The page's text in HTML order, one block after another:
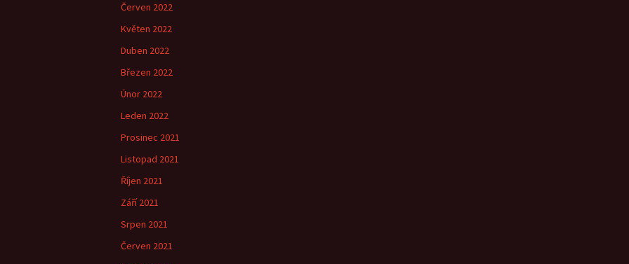
Červen 2022
Květen 2022
Duben 2022
Březen 2022
Únor 2022
Leden 2022
Prosinec 2021
Listopad 2021
Říjen 2021
Září 2021
Srpen 2021
Červen 2021